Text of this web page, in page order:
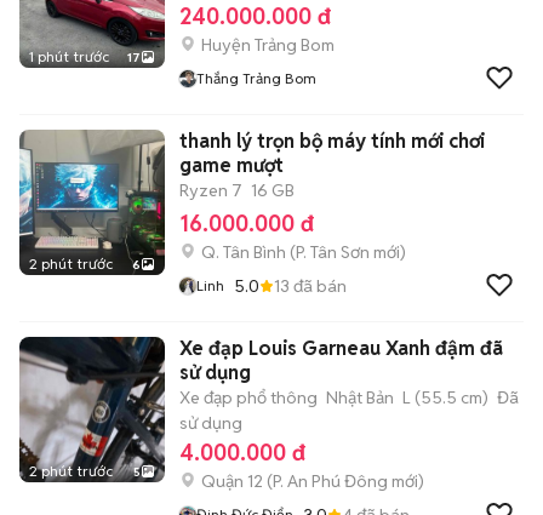
1 phút trước 17
240.000.000 đ
Huyện Trảng Bom
Thắng Trảng Bom
2 phút trước 6
thanh lý trọn bộ máy tính mới chơi
game mượt
Ryzen 7 16 GB
16.000.000 đ
Q. Tân Bình (P. Tân Sơn mới)
Linh 5.0 13 đã bán
2 phút trước 5
Xe đạp Louis Garneau Xanh đậm đã
sử dụng
Xe đạp phổ thông Nhật Bản L (55.5 cm) Đã
sử dụng
4.000.000 đ
Quận 12 (P. An Phú Đông mới)